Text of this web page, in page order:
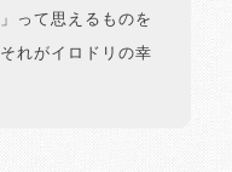
って思えるものを
れがイロドリの幸